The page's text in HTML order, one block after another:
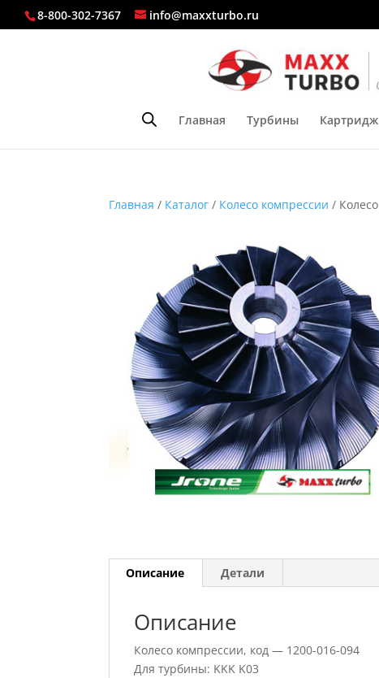
8-800-302-7367 info@maxxturbo.ru
Главная Турбины
Главная / Каталог / Колесо компрессии /
Описание Детали
Описание
Колесо компрессии, код — 1200-016-094
Для турбины: KKK K03